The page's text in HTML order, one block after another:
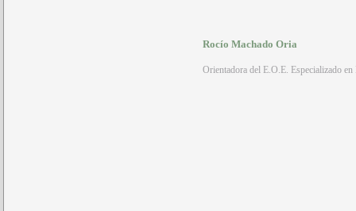
Rocío Machado Oria
Orientadora del E.O.E. Especializado